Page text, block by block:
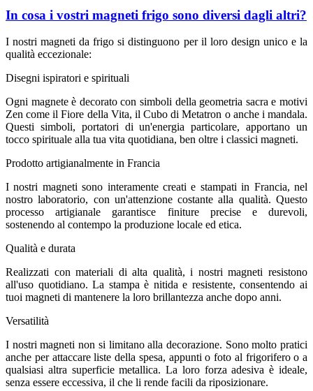
In cosa i vostri magneti frigo sono diversi dagli altri?
I nostri magneti da frigo si distinguono per il loro design unico e la
qualità eccezionale:
Disegni ispiratori e spirituali
Ogni magnete è decorato con simboli della geometria sacra e motivi
Zen come il Fiore della Vita, il Cubo di Metatron o anche i mandala.
Questi simboli, portatori di un'energia particolare, apportano un
tocco spirituale alla tua vita quotidiana, ben oltre i classici magneti.
Prodotto artigianalmente in Francia
I nostri magneti sono interamente creati e stampati in Francia, nel
nostro laboratorio, con un'attenzione costante alla qualità. Questo
processo artigianale garantisce finiture precise e durevoli,
sostenendo al contempo la produzione locale ed etica.
Qualità e durata
Realizzati con materiali di alta qualità, i nostri magneti resistono
all'uso quotidiano. La stampa è nitida e resistente, consentendo ai
tuoi magneti di mantenere la loro brillantezza anche dopo anni.
Versatilità
I nostri magneti non si limitano alla decorazione. Sono molto pratici
anche per attaccare liste della spesa, appunti o foto al frigorifero o a
qualsiasi altra superficie metallica. La loro forza adesiva è ideale,
senza essere eccessiva, il che li rende facili da riposizionare.